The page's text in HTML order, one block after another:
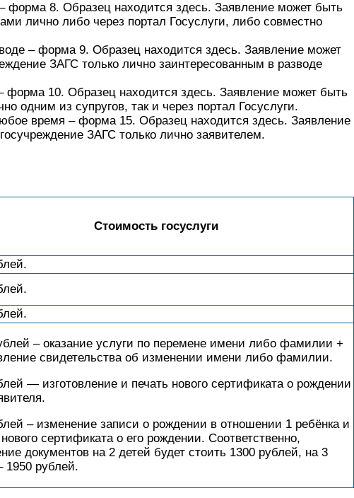
форма 8. Образец находится здесь. Заявление может быть
лично либо через портал Госуслуги, либо совместно
– форма 9. Образец находится здесь. Заявление может
ЗАГС только лично заинтересованным в разводе
форма 10. Образец находится здесь. Заявление может быть
одним из супругов, так и через портал Госуслуги.
время – форма 15. Образец находится здесь. Заявление
ЗАГС только лично заявителем.
Стоимость госуслуги
– оказание услуги по перемене имени либо фамилии +
свидетельства об изменении имени либо фамилии.
— изготовление и печать нового сертификата о рождении
– изменение записи о рождении в отношении 1 ребёнка и
нового сертификата о его рождении. Соответственно,
документов на 2 детей будет стоить 1300 рублей, на 3
1950 рублей.